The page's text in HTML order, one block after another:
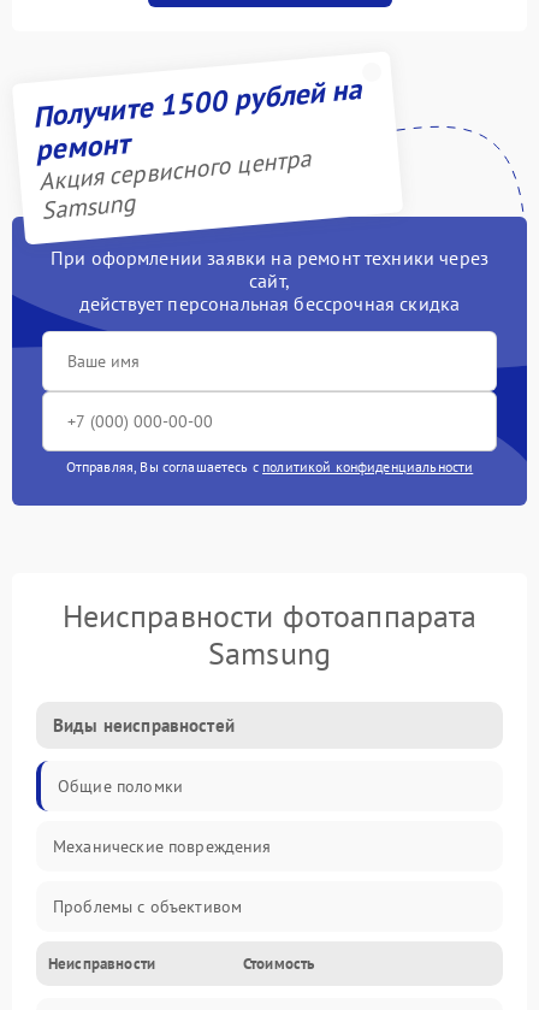
Получите 1500 рублей на
ремонт
Акция сервисного центра
Samsung
При оформлении заявки на ремонт техники через
сайт,
действует персональная бессрочная скидка
Отправляя, Вы соглашаетесь с политикой конфиденциальности
Неисправности фотоаппарата
Samsung
Виды неисправностей
Общие поломки
Механические повреждения
Проблемы с объективом
Электронные ошибки
Неисправности Стоимость